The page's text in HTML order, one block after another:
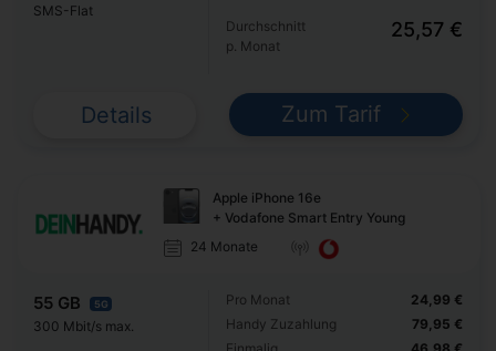
SMS-Flat
Durchschnitt
p. Monat
25,57 €
Details Zum Tarif
Apple iPhone 16e
+ Vodafone Smart Entry Young
24 Monate
55 GB 5G
300 Mbit/s max.
Pro Monat
Handy Zuzahlung
24,99 €
79,95 €